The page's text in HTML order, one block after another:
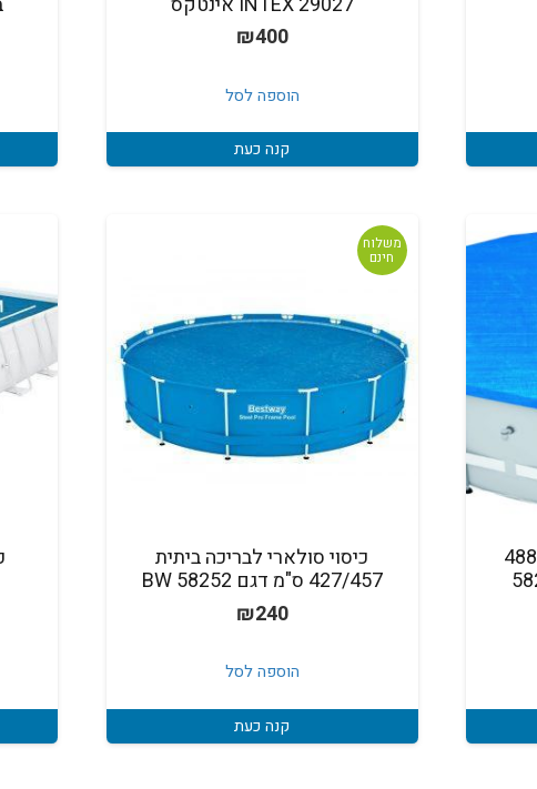
₪400
הוספה לסל
קנה כעת
כיסוי לבריכה עגולה קוטר 488
משלוח
חינם
כיסוי סולארי לבריכה ביתית
427/457 ס"מ דגם 58252 BW
₪240
הוספה לסל
קנה כעת